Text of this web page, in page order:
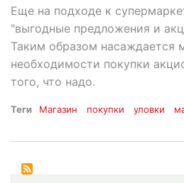
Еще на подходе к
"выгодные предложения и
Таким образом насаждается
необходимости покупки
того, что надо.
Теги Магазин покупки уловки